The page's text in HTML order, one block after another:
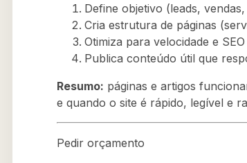
Define objetivo (leads,
Cria estrutura de páginas
Otimiza para velocidade e SEO
Publica conteúdo útil que
Resumo: páginas e artigos
e quando o site é rápido, legível e
Pedir orçamento